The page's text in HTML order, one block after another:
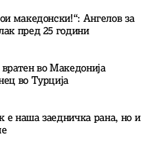
македонски!“: Ангелов за
пред 25 години
во Македонија
во Турција
наша заедничка рана, но и